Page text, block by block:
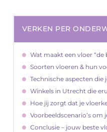
VERKEN PER
Wat maakt een vloer “de
Soorten vloeren & hun
Technische aspecten die
Winkels in Utrecht die
Hoe jij zorgt dat je
Voorbeeldscenario’s om
Conclusie – jouw beste